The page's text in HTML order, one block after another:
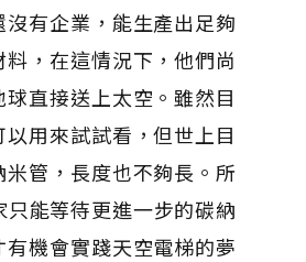
沒有企業，能生產出足夠
，在這情況下，他們尚
直接送上太空。雖然目
用來試試看，但世上目
米管，長度也不夠長。所
只能等待更進一步的碳納
機會實踐天空電梯的夢